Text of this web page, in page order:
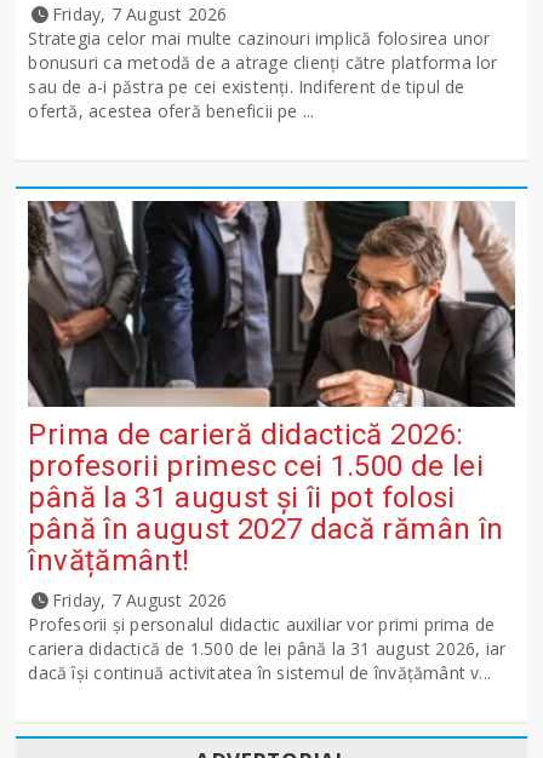
Friday, 7 August 2026
Strategia celor mai multe cazinouri implică folosirea unor
bonusuri ca metodă de a atrage clienți către platforma lor
sau de a-i păstra pe cei existenți. Indiferent de tipul de
ofertă, acestea oferă beneficii pe ...
Prima de carieră didactică 2026:
profesorii primesc cei 1.500 de lei
până la 31 august și îi pot folosi
până în august 2027 dacă rămân în
învățământ!
Friday, 7 August 2026
Profesorii și personalul didactic auxiliar vor primi prima de
cariera didactică de 1.500 de lei până la 31 august 2026, iar
dacă își continuă activitatea în sistemul de învățământ v...